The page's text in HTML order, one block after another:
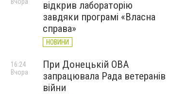
відкрив лабораторію
завдяки програмі «Власна
справа»
НОВИНИ
При Донецькій ОВА
запрацювала Рада ветеранів
війни
16:24
Вчора